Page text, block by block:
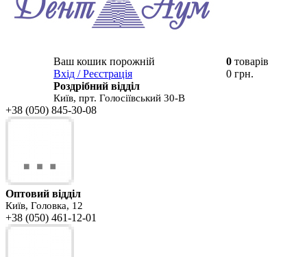
0 товарів
0 грн.
Ваш кошик порожній
Вхід / Реєстрація
Роздрібний відділ
Київ, прт. Голосіївський 30-В
+38 (050) 845-30-08
Оптовий відділ
Київ, Головка, 12
+38 (050) 461-12-01